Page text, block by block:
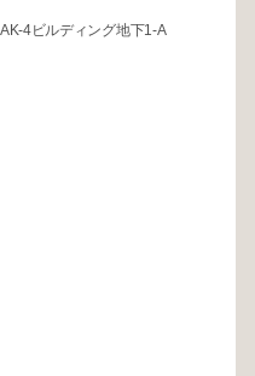
4ビルディング地下1-A